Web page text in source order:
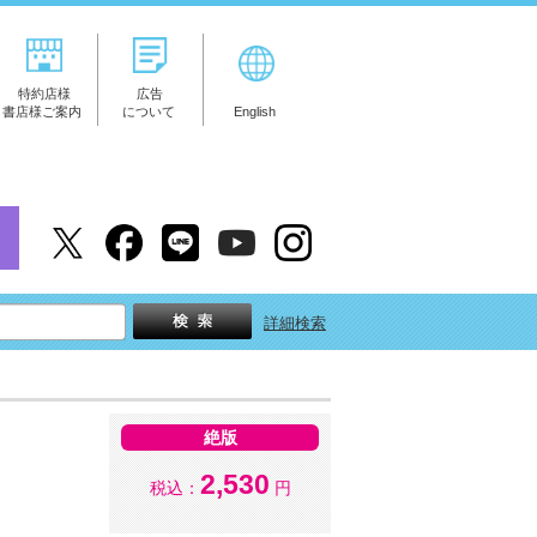
特約店様
書店様ご案内
広告
について
English
詳細検索
絶版
税込： 2,530 円